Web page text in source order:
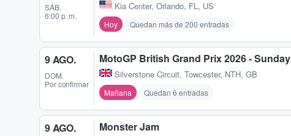
SÁB.
6:00 p. m.
Kia Center, Orlando, FL, US
Hoy Quedan más de 200 entradas
9 AGO.
DOM.
Por confirmar
MotoGP British Grand Prix 2026 - Sunday
Silverstone Circuit, Towcester, NTH, GB
Mañana Quedan 6 entradas
9 AGO. Monster Jam